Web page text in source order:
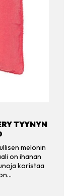
TYYNYN
melonin
on ihanan
koristaa